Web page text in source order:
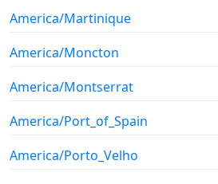
America/Martinique
America/Moncton
America/Montserrat
America/Port_of_Spain
America/Porto_Velho